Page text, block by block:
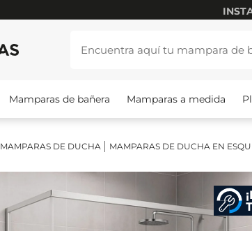
Mamparas de bañera Mamparas a medida
MAMPARAS DE DUCHA MAMPARAS DE DUCHA EN